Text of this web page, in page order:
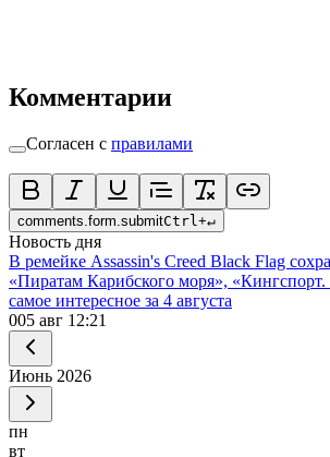
Комментарии
Согласен с правилами
comments.form.submitCtrl+↵
Новость дня
В ремейке Assassin's Creed Black Flag
«Пиратам Карибского моря»,
самое интересное за 4 августа
005 авг 12:21
Июнь 2026
пн
вт